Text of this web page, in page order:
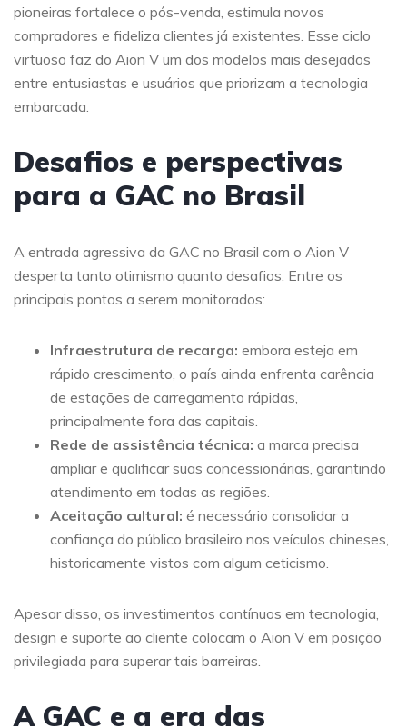
pioneiras fortalece o pós-venda, estimula novos
compradores e fideliza clientes já existentes. Esse ciclo
virtuoso faz do Aion V um dos modelos mais desejados
entre entusiastas e usuários que priorizam a tecnologia
embarcada.
Desafios e perspectivas
para a GAC no Brasil
A entrada agressiva da GAC no Brasil com o Aion V
desperta tanto otimismo quanto desafios. Entre os
principais pontos a serem monitorados:
Infraestrutura de recarga: embora esteja em
rápido crescimento, o país ainda enfrenta carência
de estações de carregamento rápidas,
principalmente fora das capitais.
Rede de assistência técnica: a marca precisa
ampliar e qualificar suas concessionárias, garantindo
atendimento em todas as regiões.
Aceitação cultural: é necessário consolidar a
confiança do público brasileiro nos veículos chineses,
historicamente vistos com algum ceticismo.
Apesar disso, os investimentos contínuos em tecnologia,
design e suporte ao cliente colocam o Aion V em posição
privilegiada para superar tais barreiras.
A GAC e a era das